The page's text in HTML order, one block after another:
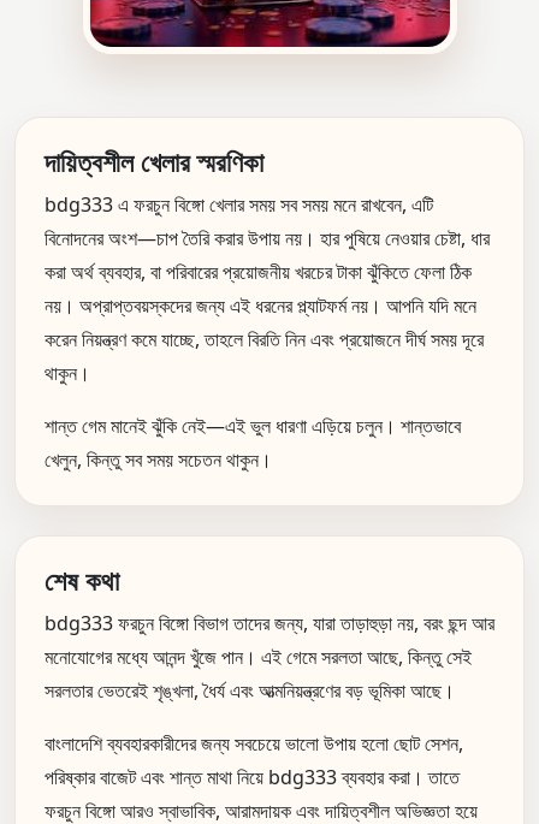
দায়িত্বশীল খেলার স্মরণিকা
bdg333 এ ফরচুন বিঙ্গো খেলার সময় সব সময় মনে রাখবেন, এটি
বিনোদনের অংশ—চাপ তৈরি করার উপায় নয়। হার পুষিয়ে নেওয়ার চেষ্টা, ধার
করা অর্থ ব্যবহার, বা পরিবারের প্রয়োজনীয় খরচের টাকা ঝুঁকিতে ফেলা ঠিক
নয়। অপ্রাপ্তবয়স্কদের জন্য এই ধরনের প্ল্যাটফর্ম নয়। আপনি যদি মনে
করেন নিয়ন্ত্রণ কমে যাচ্ছে, তাহলে বিরতি নিন এবং প্রয়োজনে দীর্ঘ সময় দূরে
থাকুন।
শান্ত গেম মানেই ঝুঁকি নেই—এই ভুল ধারণা এড়িয়ে চলুন। শান্তভাবে
খেলুন, কিন্তু সব সময় সচেতন থাকুন।
শেষ কথা
bdg333 ফরচুন বিঙ্গো বিভাগ তাদের জন্য, যারা তাড়াহুড়া নয়, বরং ছন্দ আর
মনোযোগের মধ্যে আনন্দ খুঁজে পান। এই গেমে সরলতা আছে, কিন্তু সেই
সরলতার ভেতরেই শৃঙ্খলা, ধৈর্য এবং আত্মনিয়ন্ত্রণের বড় ভূমিকা আছে।
বাংলাদেশি ব্যবহারকারীদের জন্য সবচেয়ে ভালো উপায় হলো ছোট সেশন,
পরিষ্কার বাজেট এবং শান্ত মাথা নিয়ে bdg333 ব্যবহার করা। তাতে
ফরচুন বিঙ্গো আরও স্বাভাবিক, আরামদায়ক এবং দায়িত্বশীল অভিজ্ঞতা হয়ে